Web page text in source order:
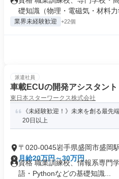
礎知識（物理・電磁気・材料力
業界未経験歓迎 +22個
派遣社員
車載ECUの開発アシスタント
東日本スターワークス株式会社
《未経験歓迎！》未来を創る最先
20日以上
〒020-0045岩手県盛岡市盛岡
月給20万円～30万円
資格 職業訓練校、情報系専門
語・Pythonなどの基礎知識...